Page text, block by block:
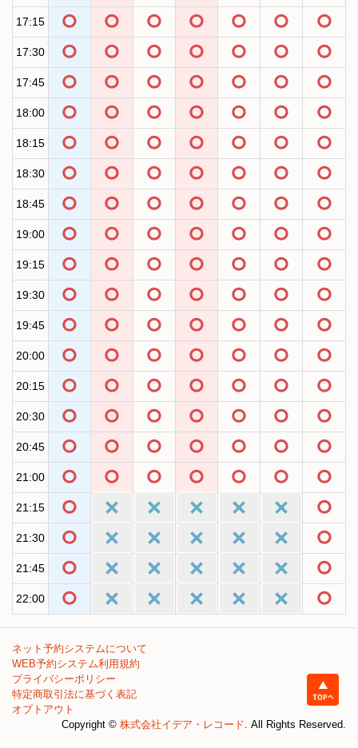
17:15
17:30
17:45
18:00
18:15
18:30
18:45
19:00
19:15
19:30
19:45
20:00
20:15
20:30
20:45
21:00
21:15
21:30
21:45
22:00
ネット予約システムについて
WEB予約システム利用規約
プライバシーポリシー
特定商取引法に基づく表記
オプトアウト
Copyright © 株式会社イデア・レコード . All Rights Reserved.